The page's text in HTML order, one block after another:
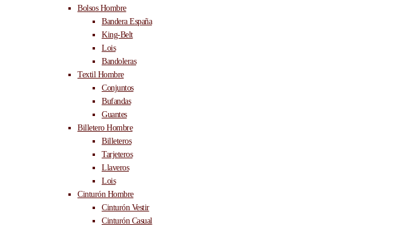
Bolsos Hombre
Bandera España
King-Belt
Lois
Bandoleras
Textil Hombre
Conjuntos
Bufandas
Guantes
Billetero Hombre
Billeteros
Tarjeteros
Llaveros
Lois
Cinturón Hombre
Cinturón Vestir
Cinturón Casual